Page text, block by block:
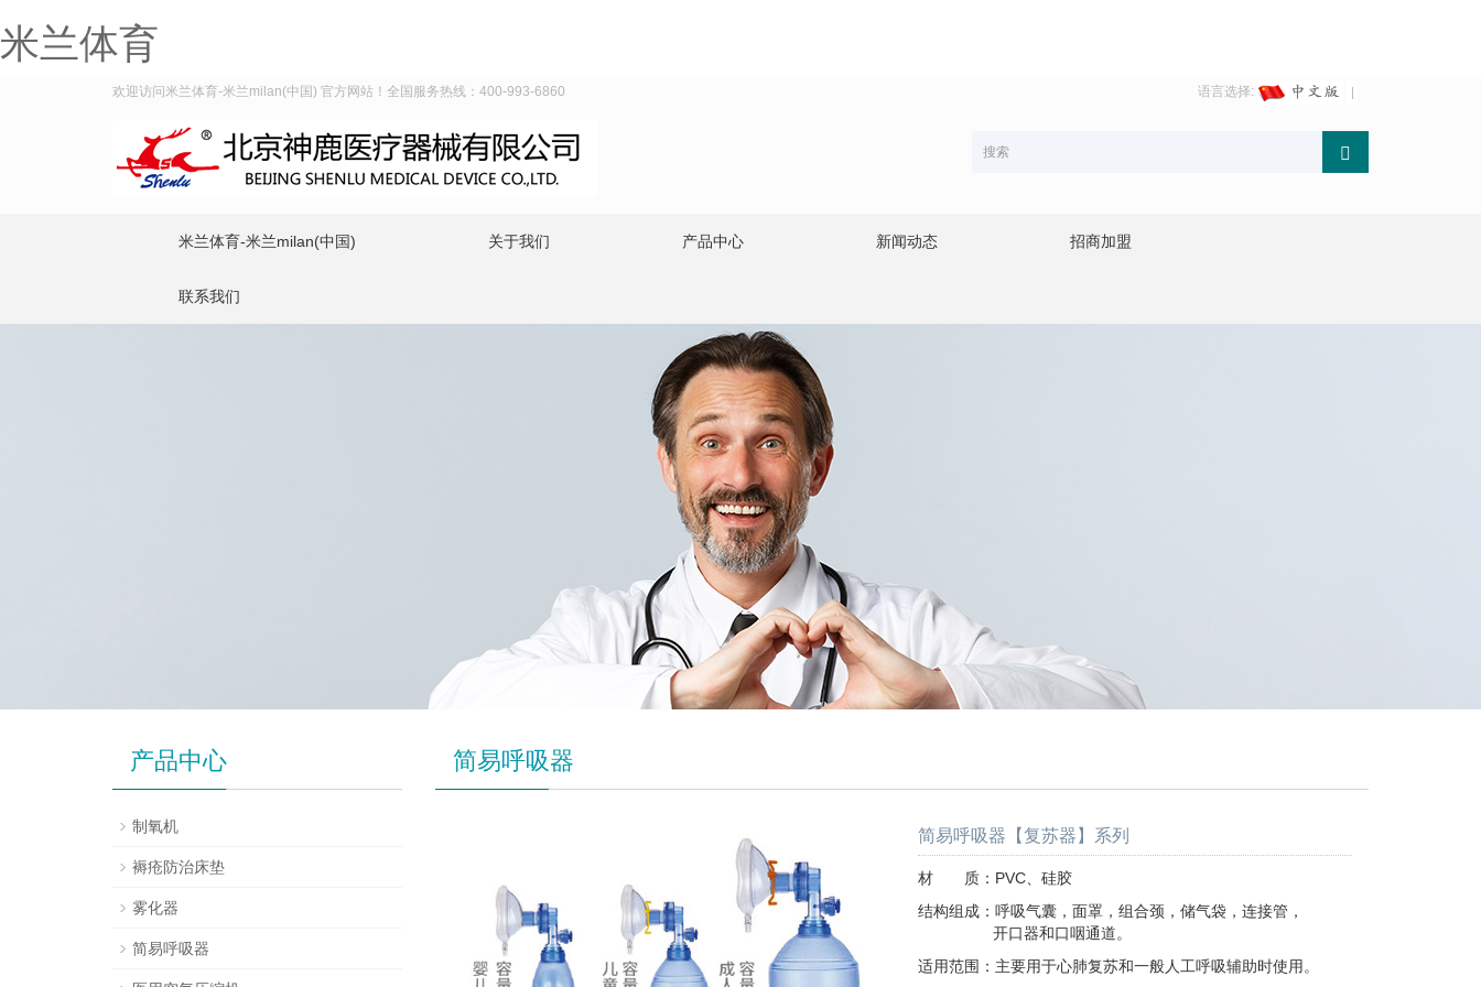
米兰体育
欢迎访问米兰体育-米兰milan(中国) 官方网站！全国服务热线：400-993-6860 语言选择:
米兰体育-米兰milan(中国) 关于我们 产品中心 新闻动态 招商加盟
联系我们
简易呼吸器
简易呼吸器【复苏器】系列
材 质：PVC、硅胶
结构组成：呼吸气囊，面罩，组合颈，储气袋，连接管，
开口器和口咽通道。
适用范围：主要用于心肺复苏和一般人工呼吸辅助时使用。
产品中心
制氧机
褥疮防治床垫
雾化器
简易呼吸器